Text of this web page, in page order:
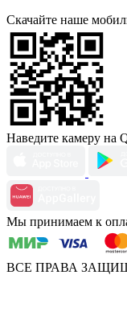
Скачайте наше
Наведите камеру на
Мы принимаем к
ВСЕ ПРАВА